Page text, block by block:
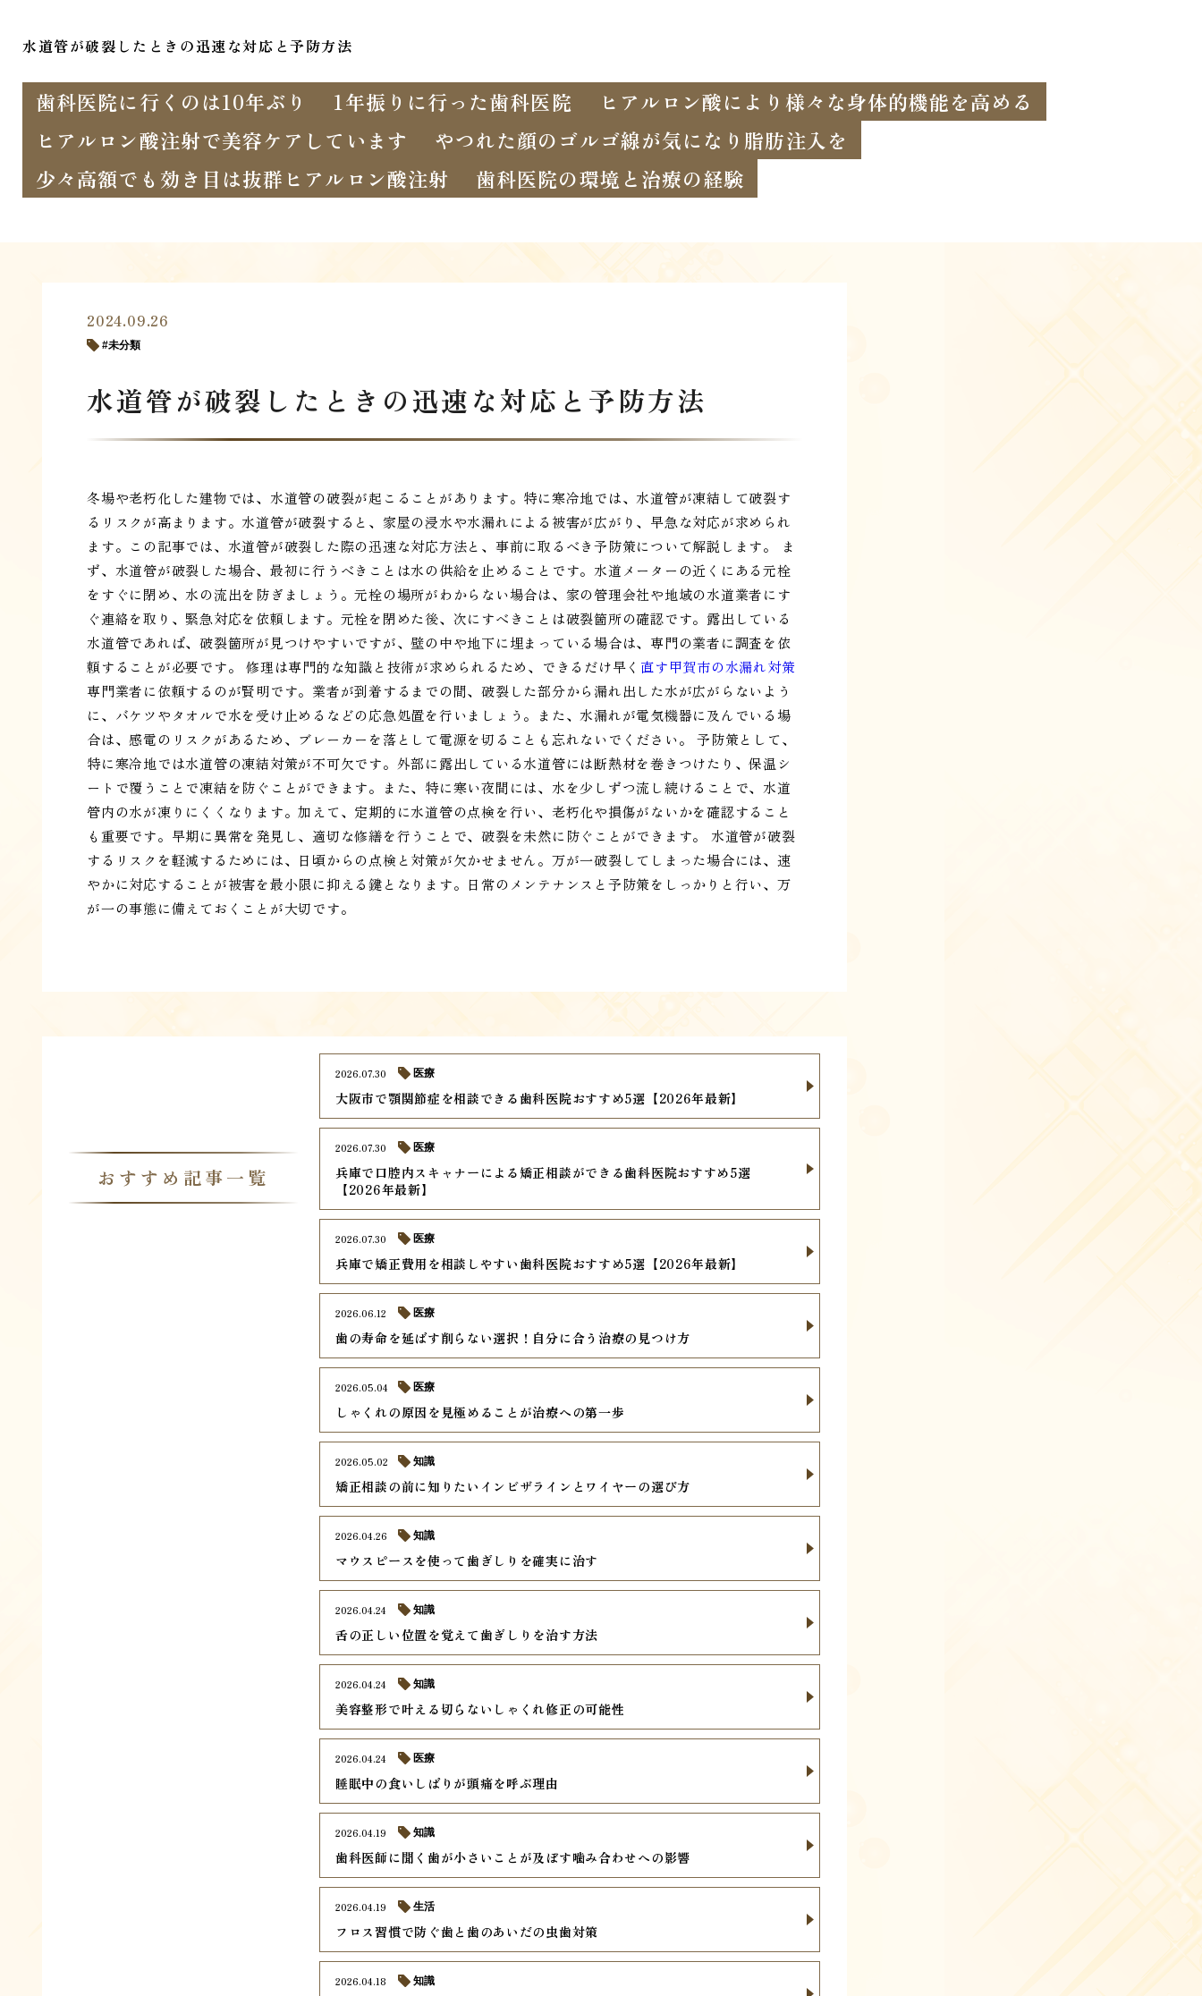
水道管が破裂したときの迅速な対応と予防方法
歯科医院に行くのは10年ぶり 1年振りに行った歯科医院
ヒアルロン酸により様々な身体的機能を高める
ヒアルロン酸注射で美容ケアしています
やつれた顔のゴルゴ線が気になり脂肪注入を
少々高額でも効き目は抜群ヒアルロン酸注射
歯科医院の環境と治療の経験
2024.09.26
未分類
水道管が破裂したときの迅速な対応と予防方法
冬場や老朽化した建物では、水道管の破裂が起こることがあります。特に寒冷地では、水道管が凍結して破裂す
るリスクが高まります。水道管が破裂すると、家屋の浸水や水漏れによる被害が広がり、早急な対応が求められ
ます。この記事では、水道管が破裂した際の迅速な対応方法と、事前に取るべき予防策について解説します。 ま
ず、水道管が破裂した場合、最初に行うべきことは水の供給を止めることです。水道メーターの近くにある元栓
をすぐに閉め、水の流出を防ぎましょう。元栓の場所がわからない場合は、家の管理会社や地域の水道業者にす
ぐ連絡を取り、緊急対応を依頼します。元栓を閉めた後、次にすべきことは破裂箇所の確認です。露出している
水道管であれば、破裂箇所が見つけやすいですが、壁の中や地下に埋まっている場合は、専門の業者に調査を依
頼することが必要です。 修理は専門的な知識と技術が求められるため、できるだけ早く 直す甲賀市の水漏れ対策
専門業者に依頼するのが賢明です。業者が到着するまでの間、破裂した部分から漏れ出した水が広がらないよう
に、バケツやタオルで水を受け止めるなどの応急処置を行いましょう。また、水漏れが電気機器に及んでいる場
合は、感電のリスクがあるため、ブレーカーを落として電源を切ることも忘れないでください。 予防策として、
特に寒冷地では水道管の凍結対策が不可欠です。外部に露出している水道管には断熱材を巻きつけたり、保温シ
ートで覆うことで凍結を防ぐことができます。また、特に寒い夜間には、水を少しずつ流し続けることで、水道
管内の水が凍りにくくなります。加えて、定期的に水道管の点検を行い、老朽化や損傷がないかを確認すること
も重要です。早期に異常を発見し、適切な修繕を行うことで、破裂を未然に防ぐことができます。 水道管が破裂
するリスクを軽減するためには、日頃からの点検と対策が欠かせません。万が一破裂してしまった場合には、速
やかに対応することが被害を最小限に抑える鍵となります。日常のメンテナンスと予防策をしっかりと行い、万
が一の事態に備えておくことが大切です。
おすすめ記事一覧
大阪市で顎関節症を相談できる歯科医院おすすめ5選【2026年最新】
2026.07.30 医療
兵庫で口腔内スキャナーによる矯正相談ができる歯科医院おすすめ5選
【2026年最新】
2026.07.30 医療
兵庫で矯正費用を相談しやすい歯科医院おすすめ5選【2026年最新】
2026.07.30 医療
歯の寿命を延ばす削らない選択！自分に合う治療の見つけ方
2026.06.12 医療
しゃくれの原因を見極めることが治療への第一歩
2026.05.04 医療
矯正相談の前に知りたいインビザラインとワイヤーの選び方
2026.05.02 知識
マウスピースを使って歯ぎしりを確実に治す
2026.04.26 知識
舌の正しい位置を覚えて歯ぎしりを治す方法
2026.04.24 知識
美容整形で叶える切らないしゃくれ修正の可能性
2026.04.24 知識
睡眠中の食いしばりが頭痛を呼ぶ理由
2026.04.24 医療
歯科医師に聞く歯が小さいことが及ぼす噛み合わせへの影響
2026.04.19 知識
フロス習慣で防ぐ歯と歯のあいだの虫歯対策
2026.04.19 生活
2026.04.18 知識